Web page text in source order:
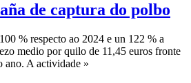
de captura do polbo
% respecto ao 2024 e un 122 % a
medio por quilo de 11,45 euros fronte
ano. A actividade »